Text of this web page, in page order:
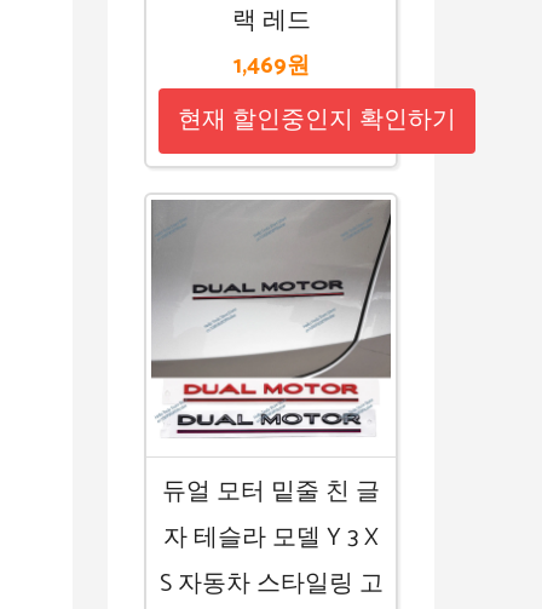
랙 레드
1,469원
현재 할인중인지 확인하기
듀얼 모터 밑줄 친 글
자 테슬라 모델 Y 3 X
S 자동차 스타일링 고